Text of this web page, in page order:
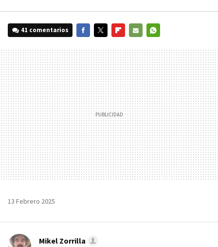
41 comentarios
MAIL
13 Febrero 2025
Mikel Zorrilla